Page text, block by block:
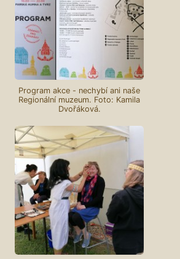
Program akce - nechybí ani naše
Regionální muzeum. Foto: Kamila
Dvořáková.